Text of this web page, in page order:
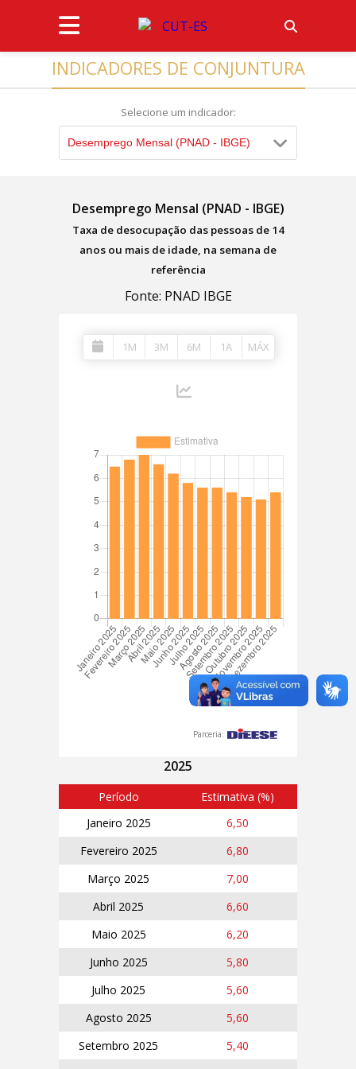
INDICADORES DE CONJUNTURA
Selecione um indicador:
Desemprego Mensal (PNAD - IBGE)
Desemprego Mensal (PNAD - IBGE)
Taxa de desocupação das pessoas de 14
anos ou mais de idade, na semana de
referência
Fonte: PNAD IBGE
1M 3M 6M 1A MÁX
Parceria:
2025
Período
Estimativa (%)
Janeiro 2025
6,50
Fevereiro 2025
6,80
Março 2025
7,00
Abril 2025
6,60
Maio 2025
6,20
Junho 2025
5,80
Julho 2025
5,60
Agosto 2025
5,60
Setembro 2025
5,40